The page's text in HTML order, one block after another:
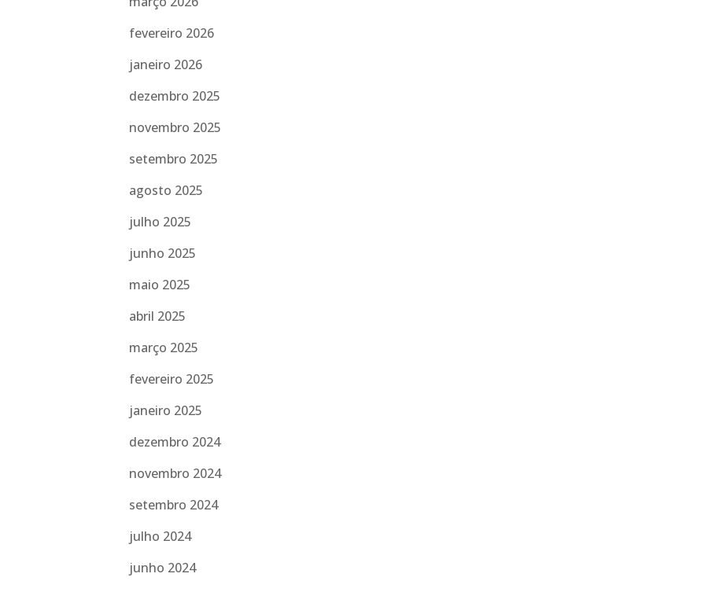
fevereiro 2026
janeiro 2026
dezembro 2025
novembro 2025
setembro 2025
agosto 2025
julho 2025
junho 2025
maio 2025
abril 2025
março 2025
fevereiro 2025
janeiro 2025
dezembro 2024
novembro 2024
setembro 2024
julho 2024
junho 2024